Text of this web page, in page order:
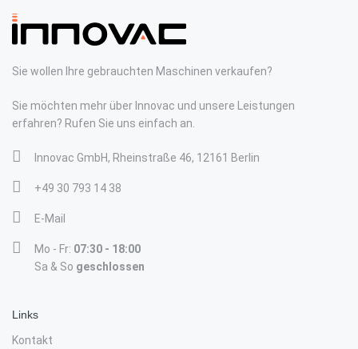
Sie wollen Ihre gebrauchten Maschinen verkaufen?
Sie möchten mehr über Innovac und unsere Leistungen
erfahren? Rufen Sie uns einfach an.
Innovac GmbH, Rheinstraße 46, 12161 Berlin
+49 30 793 14 38
E-Mail
Mo - Fr: 07:30 - 18:00
Sa & So geschlossen
Links
Kontakt